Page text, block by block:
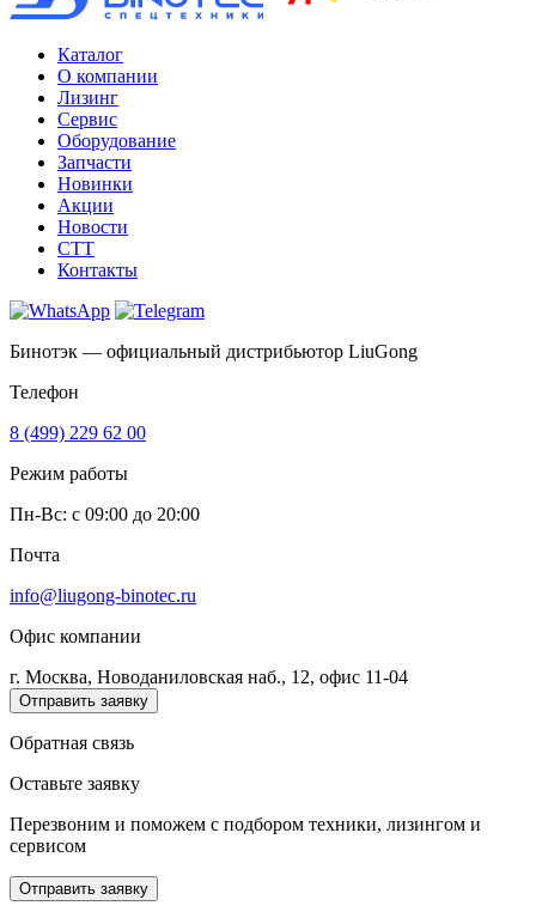
Каталог
О компании
Лизинг
Сервис
Оборудование
Запчасти
Новинки
Акции
Новости
CTT
Контакты
Бинотэк — официальный дистрибьютор LiuGong
Телефон
8 (499) 229 62 00
Режим работы
Пн-Вс: c 09:00 до 20:00
Почта
info@liugong-binotec.ru
Офис компании
г. Москва, Новоданиловская наб., 12, офис 11-04
Отправить заявку
Обратная связь
Оставьте заявку
Перезвоним и поможем с подбором техники, лизингом и
сервисом
Отправить заявку